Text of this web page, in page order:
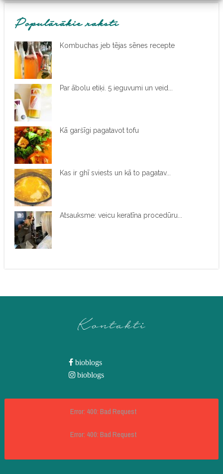
Populārākie raksti
Kombuchas jeb tējas sēnes recepte
Par ābolu etiķi. 5 ieguvumi un veid...
Kā garšīgi pagatavot tofu
Kas ir ghī sviests un kā to pagatav...
Atsauksme: veicu keratīna procedūru...
Kontakti
bioblogs
bioblogs
Error: 400: Bad Request
Error: 400: Bad Request